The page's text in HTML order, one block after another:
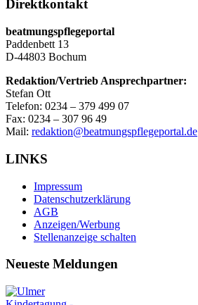
Direktkontakt
beatmungspflegeportal
Paddenbett 13
D-44803 Bochum
Redaktion/Vertrieb Ansprechpartner:
Stefan Ott
Telefon: 0234 – 379 499 07
Fax: 0234 – 307 96 49
Mail: redaktion@beatmungspflegeportal.de
LINKS
Impressum
Datenschutzerklärung
AGB
Anzeigen/Werbung
Stellenanzeige schalten
Neueste Meldungen